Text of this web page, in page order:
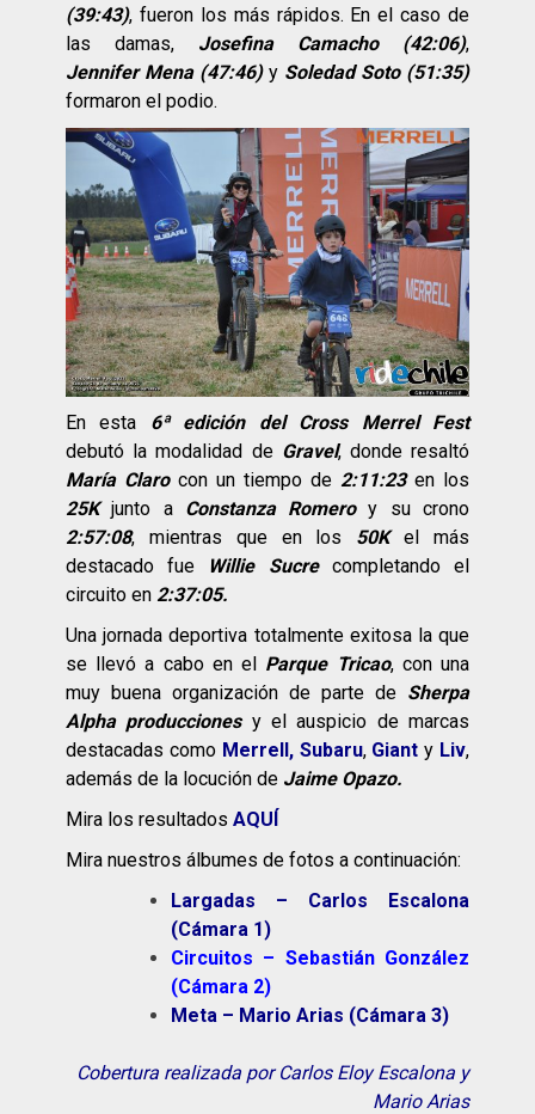
(39:43), fueron los más rápidos. En el caso de
las damas, Josefina Camacho (42:06),
Jennifer Mena (47:46)y Soledad Soto (51:35)
formaron el podio.
En esta 6ª edición del Cross Merrel Fest
debutó la modalidad de Gravel, donde resaltó
María Clarocon un tiempo de 2:11:23en los
25K junto a Constanza Romeroy su crono
2:57:08, mientras que en los 50Kel más
destacado fue Willie Sucrecompletando el
circuito en 2:37:05.
Una jornada deportiva totalmente exitosa la que
se llevó a cabo en el Parque Tricao, con una
muy buena organización de parte de Sherpa
Alpha produccionesy el auspicio de marcas
destacadas como Merrell, Subaru, Giant y Liv,
además de la locución de Jaime Opazo.
Mira los resultados AQUÍ
Mira nuestros álbumes de fotos a continuación:
Largadas – Carlos Escalona
(Cámara 1)
Circuitos – Sebastián González
(Cámara 2)
Meta – Mario Arias (Cámara 3)
Cobertura realizada por Carlos Eloy Escalona y
Mario Arias